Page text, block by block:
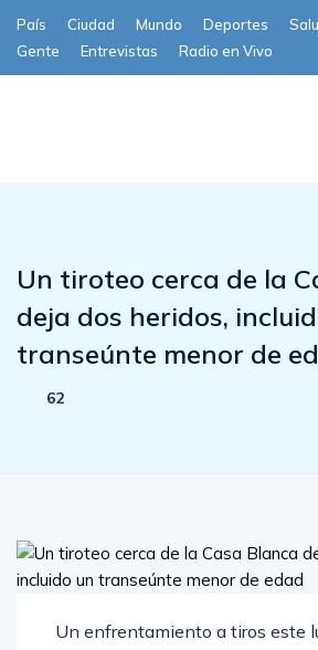
País Ciudad Mundo Deportes
Gente
Entrevistas Radio en Vivo
Un tiroteo cerca de la
deja dos heridos,
transeúnte menor de
62
Un enfrentamiento a tiros este